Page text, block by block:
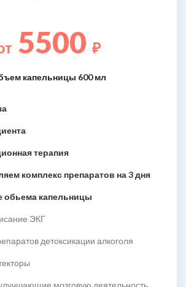
5500 ₽
капельницы 600 мл
терапия
комплекс препаратов на 3 дня
обьема капельницы
ЭКГ
детоксикации алкоголя
мозговую деятельность